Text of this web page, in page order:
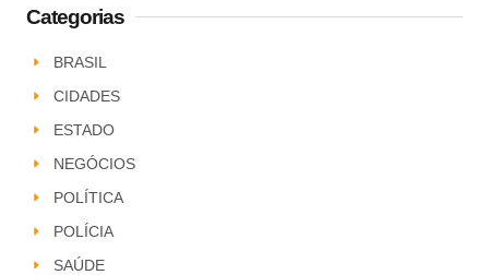
Categorias
BRASIL
CIDADES
ESTADO
NEGÓCIOS
POLÍTICA
POLÍCIA
SAÚDE